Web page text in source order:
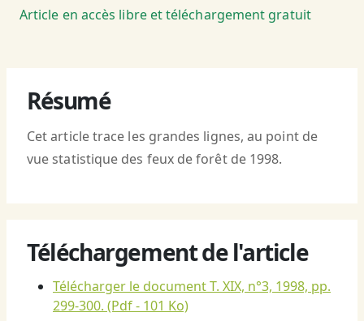
Article en accès libre et téléchargement gratuit
Résumé
Cet article trace les grandes lignes, au point de
vue statistique des feux de forêt de 1998.
Téléchargement de l'article
Télécharger le document T. XIX, n°3, 1998, pp.
299-300. (Pdf - 101 Ko)